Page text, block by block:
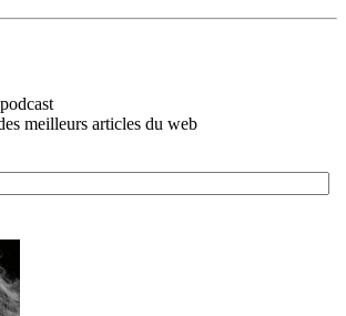
meilleurs articles du web